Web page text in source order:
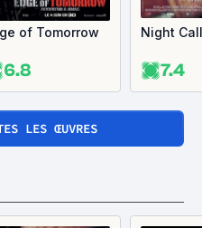
of Tomorrow
6.8
Night Call
7.4
LES ŒUVRES